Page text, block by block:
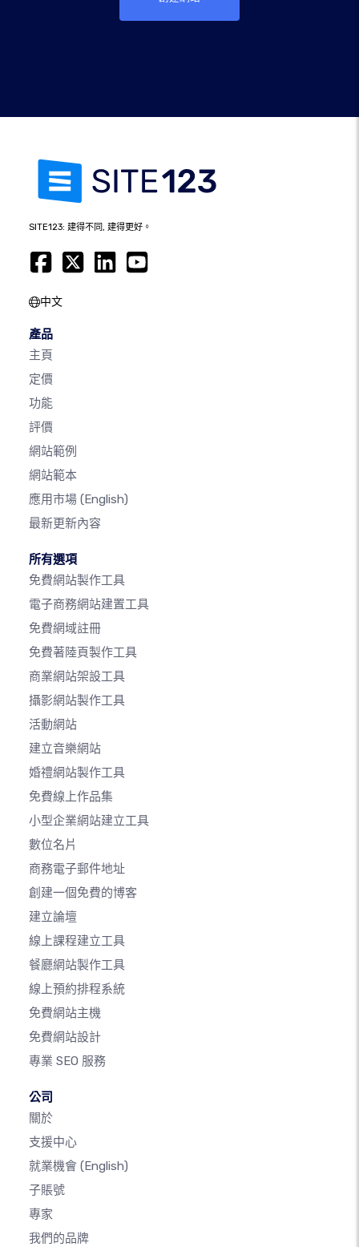
SITE123: 建得不同, 建得更好。
中文
產品
主頁
定價
功能
評價
網站範例
網站範本
應用市場 (English)
最新更新內容
所有選項
免費網站製作工具
電子商務網站建置工具
免費網域註冊
免費著陸頁製作工具
商業網站架設工具
攝影網站製作工具
活動網站
建立音樂網站
婚禮網站製作工具
免費線上作品集
小型企業網站建立工具
數位名片
商務電子郵件地址
創建一個免費的博客
建立論壇
線上課程建立工具
餐廳網站製作工具
線上預約排程系統
免費網站主機
免費網站設計
專業 SEO 服務
公司
關於
支援中心
就業機會 (English)
子賬號
專家
我們的品牌